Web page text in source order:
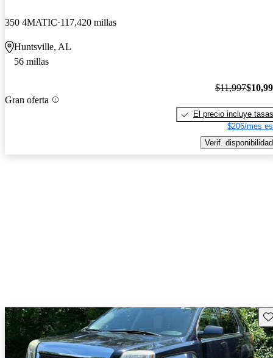
350 4MATIC 117,420 millas
Huntsville, AL
56 millas
Gran oferta
$11,997
El precio incluye tasas
$206/mes
Verif. disponibilidad